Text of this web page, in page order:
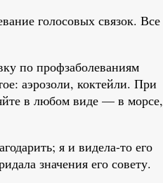
голосовых связок. Все
по профзаболеваниям
аэрозоли, коктейли. При
в любом виде — в морсе,
я и видела-то его
значения его совету.